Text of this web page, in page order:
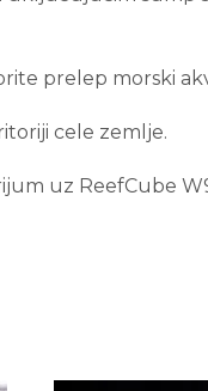
prelep morski
cele zemlje.
uz ReefCube